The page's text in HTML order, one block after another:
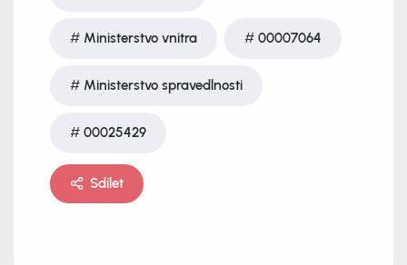
Ministerstvo vnitra 00007064
Ministerstvo spravedlnosti
00025429
Sdílet